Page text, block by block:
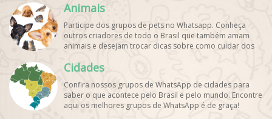
Animais
Participe dos grupos de pets no Whatsapp. Conheça
outros criadores de todo o Brasil que também amam
animais e desejam trocar dicas sobre como cuidar dos
graça!
Cidades
Confira nossos grupos de WhatsApp de cidades para
saber o que acontece pelo Brasil e pelo mundo. Encontre
aqui os melhores grupos de WhatsApp é de graça!